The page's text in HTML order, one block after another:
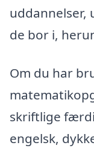
uddannelser,
de bor i,
Om du har
skriftlige
engelsk,